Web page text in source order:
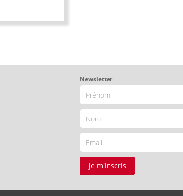
Newsletter
je m'inscris